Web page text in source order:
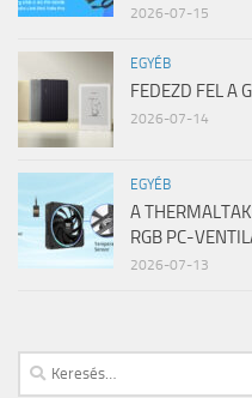
2026-07-15
EGYÉB
FEDEZD FEL A
2026-07-14
EGYÉB
A
RGB PC-
2026-07-13
Keresés: